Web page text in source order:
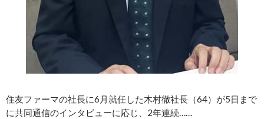
住友ファーマの社長に6月就任した木村徹社長（64）が5日まで
に共同通信のインタビューに応じ、2年連続……